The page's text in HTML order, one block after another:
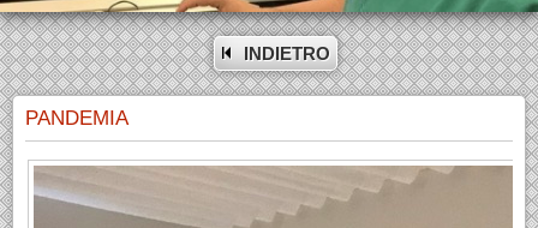
INDIETRO
PANDEMIA